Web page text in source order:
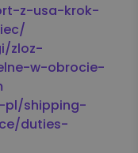
z-usa-krok-
zloz-
w-obrocie-
pl/shipping-
duties-